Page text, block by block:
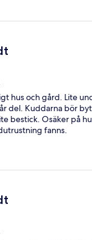
hus och gård. Lite
del. Kuddarna bör
bestick. Osäker på
fanns.